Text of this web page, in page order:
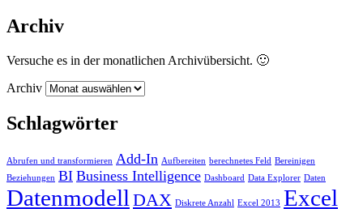
Archiv
Versuche es in der monatlichen Archivübersicht. 🙂
Archiv
Schlagwörter
Abrufen und transformieren Add-In Aufbereiten berechnetes Feld Bereinigen
Beziehungen BI Business Intelligence Dashboard Data Explorer Daten
Datenmodell DAX Diskrete Anzahl Excel 2013 Excel